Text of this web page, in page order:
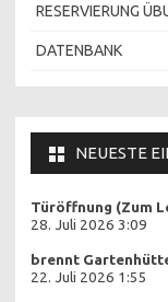
RESERVIERUNG
DATENBANK
NEUESTE
Türöffnung (Zum
28. Juli 2026 3:09
brennt
22. Juli 2026 1:55